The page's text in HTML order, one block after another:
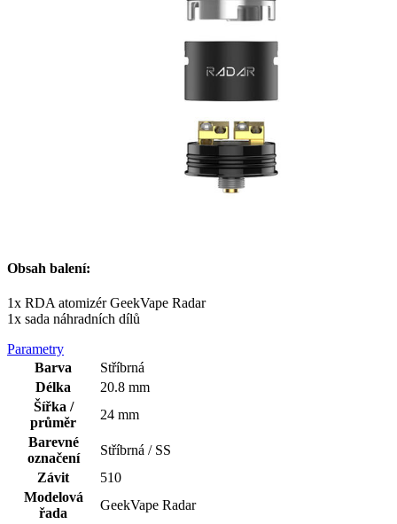
Obsah balení:
1x RDA atomizér GeekVape Radar
1x sada náhradních dílů
Parametry
Barva
Stříbrná
Délka
20.8 mm
Šířka /
průměr
24 mm
Barevné
označení
Stříbrná / SS
Závit
510
Modelová
řada
GeekVape Radar